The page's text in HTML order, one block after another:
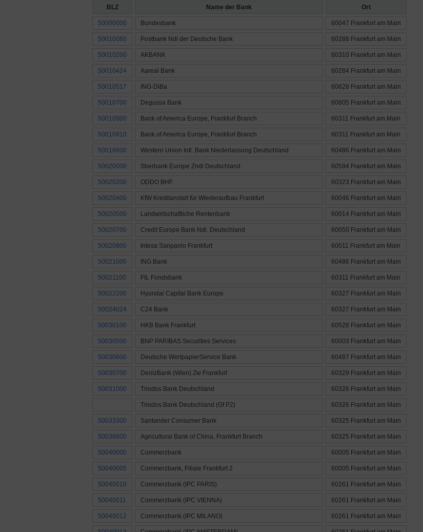
BLZ Name der Bank Ort
50000000 Bundesbank 60047 Frankfurt am Main
50010060 Postbank Ndl der Deutsche Bank 60288 Frankfurt am Main
50010200 AKBANK 60310 Frankfurt am Main
50010424 Aareal Bank 60284 Frankfurt am Main
50010517 ING-DiBa 60628 Frankfurt am Main
50010700 Degussa Bank 60605 Frankfurt am Main
50010900 Bank of America Europe, Frankfurt Branch 60311 Frankfurt am Main
50010910 Bank of America Europe, Frankfurt Branch 60311 Frankfurt am Main
50016600 Western Union Intl. Bank Niederlassung Deutschland 60486 Frankfurt am Main
50020000 Sberbank Europe Zndl Deutschland 60594 Frankfurt am Main
50020200 ODDO BHF 60323 Frankfurt am Main
50020400 KfW Kreditanstalt für Wiederaufbau Frankfurt 60046 Frankfurt am Main
50020500 Landwirtschaftliche Rentenbank 60014 Frankfurt am Main
50020700 Credit Europe Bank Ndl. Deutschland 60050 Frankfurt am Main
50020800 Intesa Sanpaolo Frankfurt 60011 Frankfurt am Main
50021000 ING Bank 60486 Frankfurt am Main
50021100 FIL Fondsbank 60311 Frankfurt am Main
50022200 Hyundai Capital Bank Europe 60327 Frankfurt am Main
50024024 C24 Bank 60327 Frankfurt am Main
50030100 HKB Bank Frankfurt 60528 Frankfurt am Main
50030500 BNP PARIBAS Securities Services 60003 Frankfurt am Main
50030600 Deutsche WertpapierService Bank 60487 Frankfurt am Main
50030700 DenizBank (Wien) Zw Frankfurt 60329 Frankfurt am Main
50031000 Triodos Bank Deutschland 60326 Frankfurt am Main
Triodos Bank Deutschland (Gf P2) 60326 Frankfurt am Main
50033300 Santander Consumer Bank 60325 Frankfurt am Main
50038800 Agricultural Bank of China, Frankfurt Branch 60325 Frankfurt am Main
50040000 Commerzbank 60005 Frankfurt am Main
50040005 Commerzbank, Filiale Frankfurt 2 60005 Frankfurt am Main
50040010 Commerzbank (IPC PARIS) 60261 Frankfurt am Main
50040011 Commerzbank (IPC VIENNA) 60261 Frankfurt am Main
50040012 Commerzbank (IPC MILANO) 60261 Frankfurt am Main